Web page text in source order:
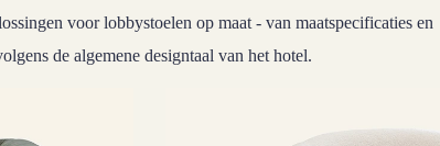
voor lobbystoelen op maat - van maatspecificaties en
de algemene designtaal van het hotel.